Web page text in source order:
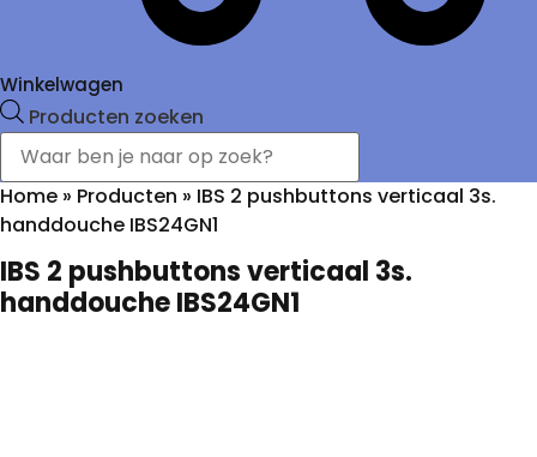
Winkelwagen
Producten zoeken
Home » Producten » IBS 2 pushbuttons verticaal 3s.
handdouche IBS24GN1
IBS 2 pushbuttons verticaal 3s.
handdouche IBS24GN1